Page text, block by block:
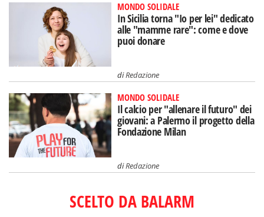
MONDO SOLIDALE
In Sicilia torna "Io per lei" dedicato
alle "mamme rare": come e dove
puoi donare
diRedazione
MONDO SOLIDALE
Il calcio per "allenare il futuro" dei
giovani: a Palermo il progetto della
Fondazione Milan
diRedazione
SCELTO DA BALARM